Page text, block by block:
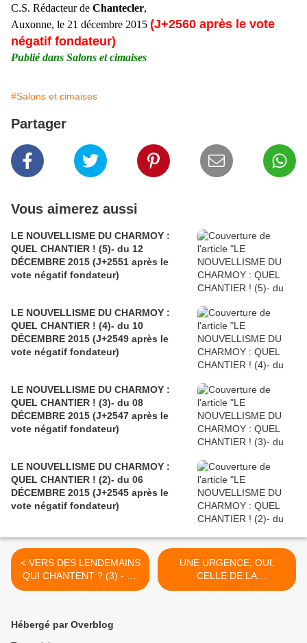
C.S. Rédacteur de Chantecler,
Auxonne, le 21 décembre 2015 (J+2560 après le vote
négatif fondateur)
Publié dans Salons et cimaises
#Salons et cimaises
Partager
Vous aimerez aussi
LE NOUVELLISME DU CHARMOY :
QUEL CHANTIER ! (5)- du 12
DÉCEMBRE 2015 (J+2551 après le
vote négatif fondateur)
LE NOUVELLISME DU CHARMOY :
QUEL CHANTIER ! (4)- du 10
DÉCEMBRE 2015 (J+2549 après le
vote négatif fondateur)
LE NOUVELLISME DU CHARMOY :
QUEL CHANTIER ! (3)- du 08
DÉCEMBRE 2015 (J+2547 après le
vote négatif fondateur)
LE NOUVELLISME DU CHARMOY :
QUEL CHANTIER ! (2)- du 06
DÉCEMBRE 2015 (J+2545 après le
vote négatif fondateur)
< VERS DES LENDEMAINS
QUI CHANTENT ? (3) - du
19 DÉCEMBRE 2015
UNE URGENCE, OUI,
CELLE DE LA
TRANSPARENCE ! - du 23
Hébergé par Overblog